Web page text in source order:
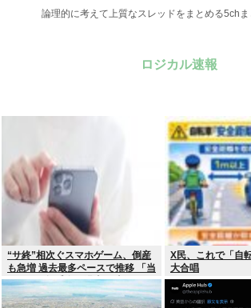
論理的に考えて上質なスレッドをまとめる5ch
ロジカル速報
“サ終”相次ぐスマホゲーム、倒産
も急増 過去最多ペースで推移 「当
たれば一攫千金」過去の時代に
X民、これで「自
大合唱